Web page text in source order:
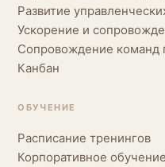
Развитие
Ускорение и
Сопровождение команд
Канбан
ОБУЧЕНИЕ
Расписание тренингов
Корпоративное обучение